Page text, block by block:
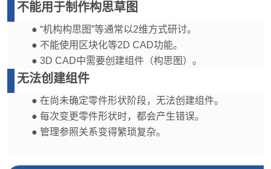
不能用于制作构思草图
● “机构构思图”等通常以2维方式研讨。
● 不能使用区块化等2D CAD功能。
● 3D CAD中需要创建组件（构思图）。
无法创建组件
● 在尚未确定零件形状阶段，无法创建组件。
● 每次变更零件形状时，都会产生错误。
● 管理参照关系变得繁琐复杂。